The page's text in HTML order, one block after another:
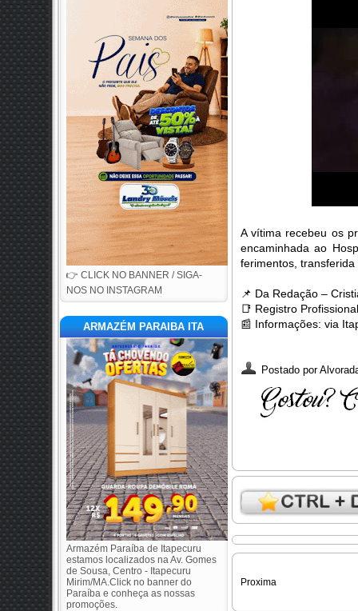
👉 CLICK NO BANNER / SIGA-
NOS NO INSTAGRAM
ARMAZÉM PARAIBA ITA
Armazém Paraíba de Itapecuru
estamos localizados na Av. Gomes
de Sousa, Centro - Itapecuru
Mirim/MA.Click no banner do
Paraíba e conheça as nossas
promoções.
A vítima recebeu os
encaminhada ao
ferimentos,
📌 Da Redação –
📑 Registro
📰 Informações: via
Postado por
Proxima